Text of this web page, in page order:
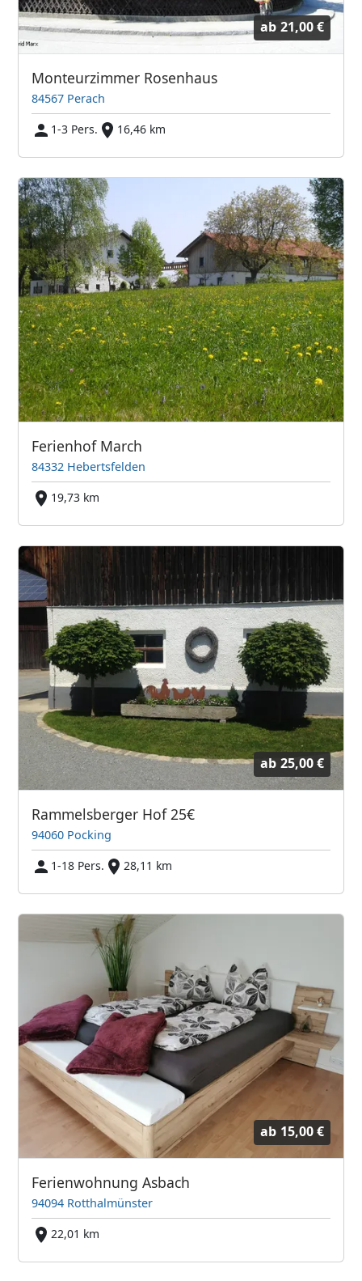
ab 21,00 €
Monteurzimmer Rosenhaus
84567 Perach
1-3 Pers.
16,46 km
Ferienhof March
84332 Hebertsfelden
19,73 km
ab 25,00 €
Rammelsberger Hof 25€
94060 Pocking
1-18 Pers.
28,11 km
ab 15,00 €
Ferienwohnung Asbach
94094 Rotthalmünster
22,01 km